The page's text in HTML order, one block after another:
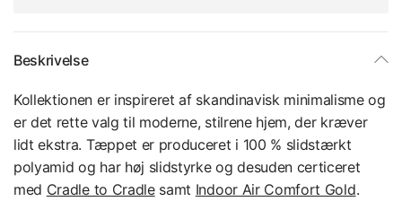
Beskrivelse
Kollektionen er inspireret af skandinavisk minimalisme og
er det rette valg til moderne, stilrene hjem, der kræver
lidt ekstra. Tæppet er produceret i 100 % slidstærkt
polyamid og har høj slidstyrke og desuden certiceret
med Cradle to Cradle samt Indoor Air Comfort Gold.